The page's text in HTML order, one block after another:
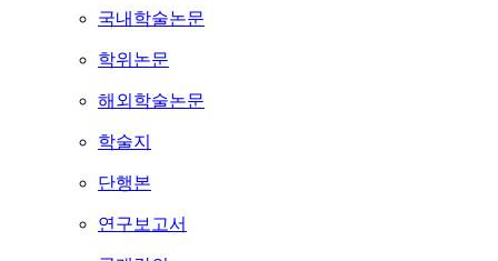
국내학술논문
학위논문
해외학술논문
학술지
단행본
연구보고서